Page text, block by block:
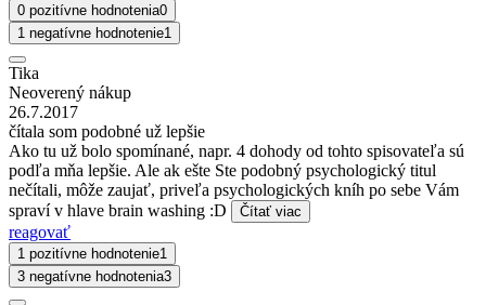
0 pozitívne hodnotenia0
1 negatívne hodnotenie1
Tika
Neoverený nákup
26.7.2017
čítala som podobné už lepšie
Ako tu už bolo spomínané, napr. 4 dohody od tohto spisovateľa sú
podľa mňa lepšie. Ale ak ešte Ste podobný psychologický titul
nečítali, môže zaujať, priveľa psychologických kníh po sebe Vám
spraví v hlave brain washing :D
Čítať viac
reagovať
1 pozitívne hodnotenie1
3 negatívne hodnotenia3